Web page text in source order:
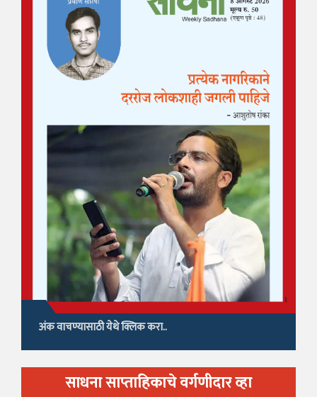
अंक वाचण्यासाठी येथे क्लिक करा..
साधना साप्ताहिकाचे वर्गणीदार व्हा